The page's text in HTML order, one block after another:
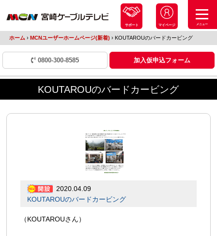
サポート マイページ メニュー
ホーム › MCNユーザーホームページ(新着) ›KOUTAROUのバードカービング
0800-300-8585 加入仮申込フォーム
KOUTAROUのバードカービング
2020.04.09
KOUTAROUのバードカービング
（KOUTAROUさん）